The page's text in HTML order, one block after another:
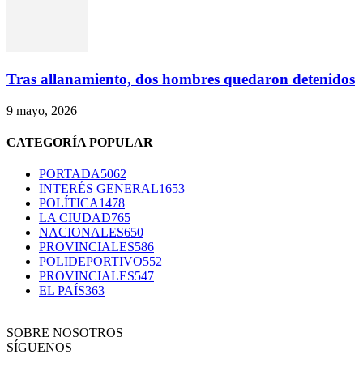
Tras allanamiento, dos hombres quedaron detenidos
9 mayo, 2026
CATEGORÍA POPULAR
PORTADA5062
INTERÉS GENERAL1653
POLÍTICA1478
LA CIUDAD765
NACIONALES650
PROVINCIALES586
POLIDEPORTIVO552
PROVINCIALES547
EL PAÍS363
SOBRE NOSOTROS
SÍGUENOS